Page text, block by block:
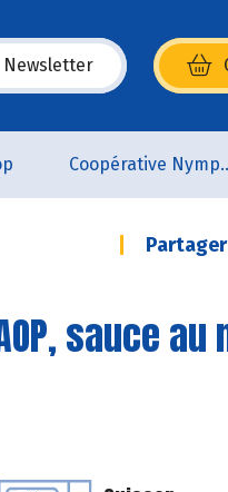
Newsletter
dans une nouvelle fenêtre)
sauce au